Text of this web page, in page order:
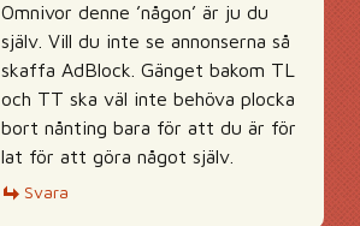
Omnivor denne ’någon’ är ju du
själv. Vill du inte se annonserna så
skaffa AdBlock. Gänget bakom TL
och TT ska väl inte behöva plocka
bort nånting bara för att du är för
lat för att göra något själv.
Svara